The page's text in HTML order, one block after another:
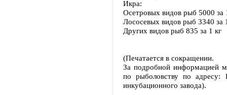
Икра:
Осетровых видов рыб 5000
Лососевых видов рыб 3340
Других видов рыб 835 за 1 кг
(Печатается в сокращении.
За подробной информацией
по рыболовству по адресу:
инкубационного завода).